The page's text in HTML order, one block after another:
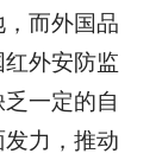
而外国品
外安防监
一定的自
力，推动